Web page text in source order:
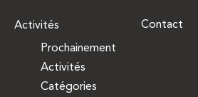
Catégories
Activités
Prochainement
Activités Contact